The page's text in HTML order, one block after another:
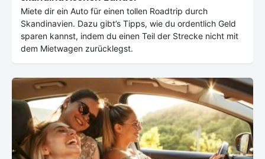
Miete dir ein Auto für einen tollen Roadtrip durch
Skandinavien. Dazu gibt’s Tipps, wie du ordentlich Geld
sparen kannst, indem du einen Teil der Strecke nicht mit
dem Mietwagen zurücklegst.